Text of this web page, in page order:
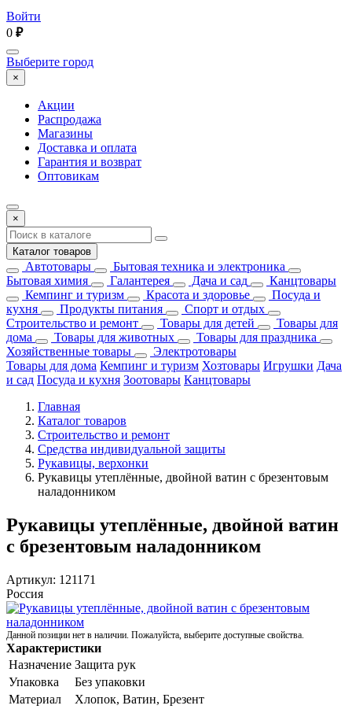
Войти
0 ₽
Выберите город
×
Акции
Распродажа
Магазины
Доставка и оплата
Гарантия и возврат
Оптовикам
×
Каталог товаров
Автотовары
Бытовая техника и электроника
Бытовая химия
Галантерея Дача и сад
Канцтовары
Кемпинг и туризм
Красота и здоровье
Посуда и
кухня
Продукты питания
Спорт и отдых
Строительство и ремонт
Товары для детей
Товары для
дома
Товары для животных
Товары для праздника
Хозяйственные товары
Электротовары
Товары для дома Кемпинг и туризм Хозтовары Игрушки Дача
и сад Посуда и кухня Зоотовары Канцтовары
Главная
Каталог товаров
Строительство и ремонт
Средства индивидуальной защиты
Рукавицы, верхонки
Рукавицы утеплённые, двойной ватин с брезентовым
наладонником
Рукавицы утеплённые, двойной ватин
с брезентовым наладонником
Артикул: 121171
Россия
Данной позиции нет в наличии. Пожалуйста, выберите доступные свойства.
Характеристики
Назначение Защита рук
Упаковка
Без упаковки
Материал
Хлопок, Ватин, Брезент